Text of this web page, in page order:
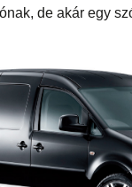
de akár egy